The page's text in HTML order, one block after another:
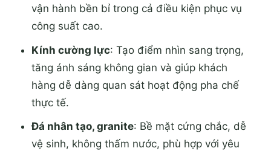
vận hành bền bỉ trong cả điều kiện phục vụ
công suất cao.
Kính cường lực: Tạo điểm nhìn sang trọng,
tăng ánh sáng không gian và giúp khách
hàng dễ dàng quan sát hoạt động pha chế
thực tế.
Đá nhân tạo, granite: Bề mặt cứng chắc, dễ
vệ sinh, không thấm nước, phù hợp với yêu